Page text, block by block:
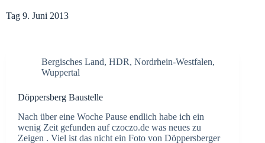
Tag 9. Juni 2013
Bergisches Land, HDR, Nordrhein-Westfalen,
Wuppertal
Döppersberg Baustelle
Nach über eine Woche Pause endlich habe ich ein
wenig Zeit gefunden auf czoczo.de was neues zu
Zeigen . Viel ist das nicht ein Foto von Döppersberger